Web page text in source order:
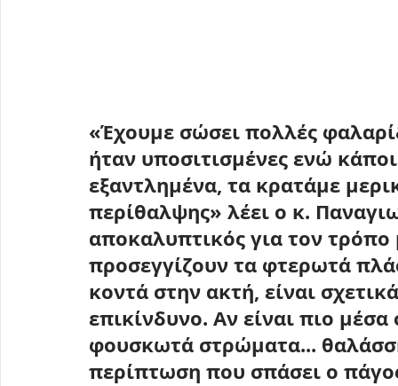
«Έχουμε σώσει πολλές
ήταν υποσιτισμένες ενώ
εξαντλημένα, τα κρατάμε
περίθαλψης» λέει ο κ.
αποκαλυπτικός για τον
προσεγγίζουν τα φτερωτά
κοντά στην ακτή, είναι
επικίνδυνο. Αν είναι πιο
φουσκωτά στρώματα...
περίπτωση που σπάσει ο